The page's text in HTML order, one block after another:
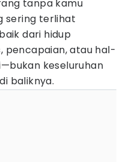
tanpa kamu
sering terlihat
dari hidup
pencapaian, atau hal-
keseluruhan
baliknya.